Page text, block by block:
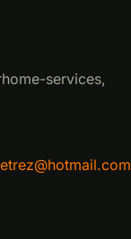
services,